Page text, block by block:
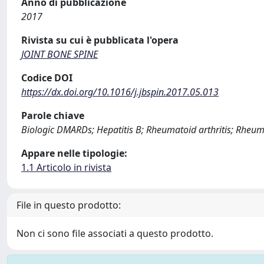
2017
Rivista su cui è pubblicata l'opera
JOINT BONE SPINE
Codice DOI
https://dx.doi.org/10.1016/j.jbspin.2017.05.013
Parole chiave
Biologic DMARDs; Hepatitis B; Rheumatoid arthritis;
Appare nelle tipologie:
1.1 Articolo in rivista
File in questo prodotto:
Non ci sono file associati a questo prodotto.